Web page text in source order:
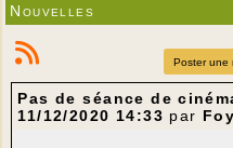
Nouvelles
Poster une
Pas de séance de
11/12/2020 14:33 par